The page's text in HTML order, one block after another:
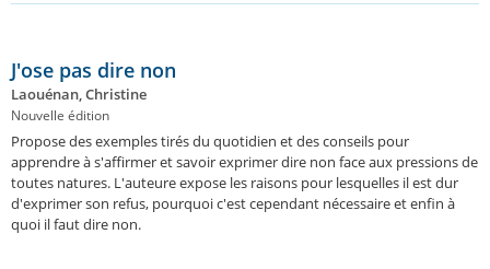
J'ose pas dire non
Laouénan, Christine
Nouvelle édition
Propose des exemples tirés du quotidien et des conseils pour
apprendre à s'affirmer et savoir exprimer dire non face aux pressions de
toutes natures. L'auteure expose les raisons pour lesquelles il est dur
d'exprimer son refus, pourquoi c'est cependant nécessaire et enfin à
quoi il faut dire non.